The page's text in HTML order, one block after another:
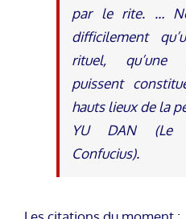
par le rite. …
difficilement
rituel, qu’une
puissent
hauts lieux de la
YU DAN (Le
Confucius).